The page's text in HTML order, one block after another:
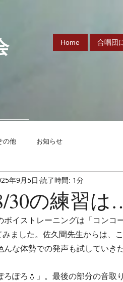
Home 合唱団
の他 お知らせ
30の練習
年9月5日 読了時間: 1分
イストレーニングは「コンコ
ました。佐久間先生からは、
んな体勢での発声も試していき
ぽろ💧」。最後の部分の音取